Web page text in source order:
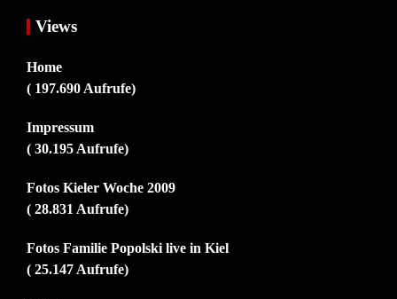
Views
Home
( 197.690 Aufrufe)
Impressum
( 30.195 Aufrufe)
Fotos Kieler Woche 2009
( 28.831 Aufrufe)
Fotos Familie Popolski live in Kiel
( 25.147 Aufrufe)